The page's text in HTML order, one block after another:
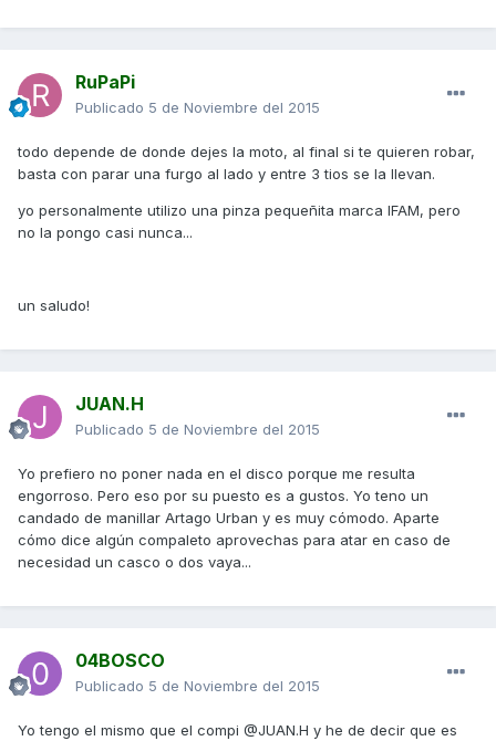
RuPaPi
Publicado 5 de Noviembre del 2015
todo depende de donde dejes la moto, al final si te quieren robar,
basta con parar una furgo al lado y entre 3 tios se la llevan.
yo personalmente utilizo una pinza pequeñita marca IFAM, pero
no la pongo casi nunca...
un saludo!
JUAN.H
Publicado 5 de Noviembre del 2015
Yo prefiero no poner nada en el disco porque me resulta
engorroso. Pero eso por su puesto es a gustos. Yo teno un
candado de manillar Artago Urban y es muy cómodo. Aparte
cómo dice algún compaleto aprovechas para atar en caso de
necesidad un casco o dos vaya...
04BOSCO
Publicado 5 de Noviembre del 2015
Yo tengo el mismo que el compi @JUAN.H y he de decir que es